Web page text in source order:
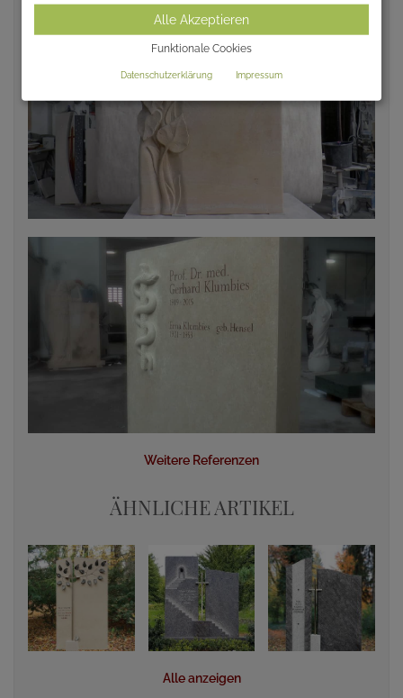
Weitere Referenzen
ÄHNLICHE ARTIKEL
Alle anzeigen
Alle Akzeptieren
Funktionale Cookies
Datenschutzerklärung Impressum